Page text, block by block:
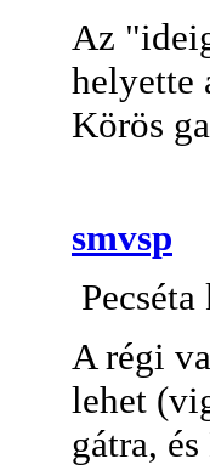
Az
helyette
Körös
smvsp
A régi
lehet
gátra,